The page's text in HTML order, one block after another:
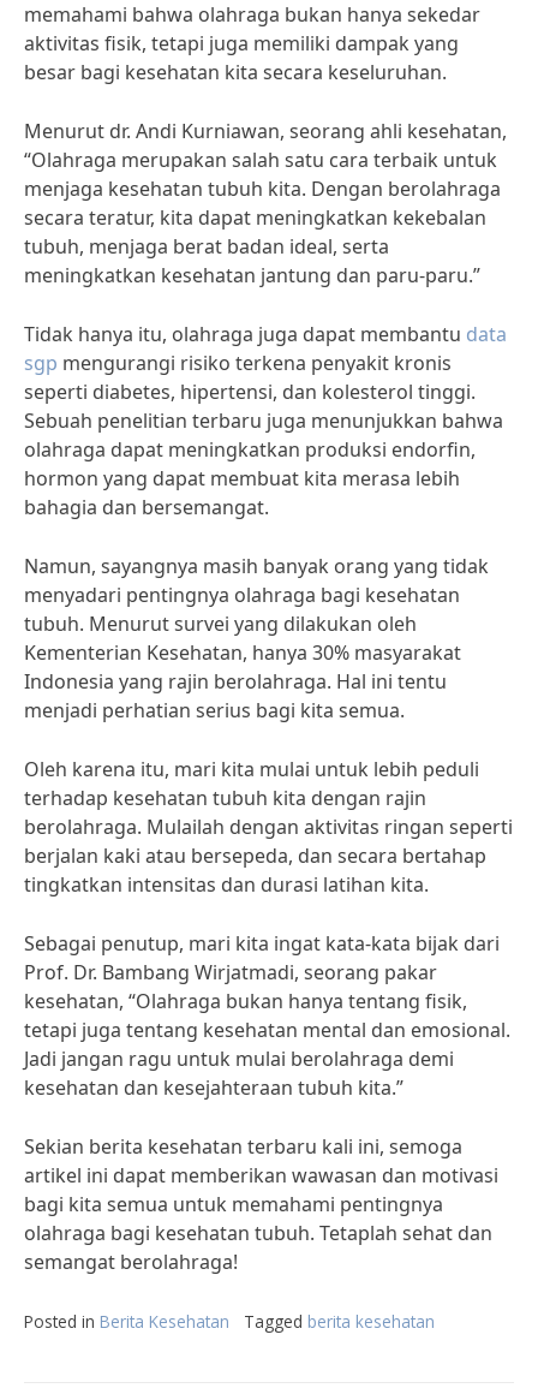
memahami bahwa olahraga bukan hanya sekedar
aktivitas fisik, tetapi juga memiliki dampak yang
besar bagi kesehatan kita secara keseluruhan.
Menurut dr. Andi Kurniawan, seorang ahli kesehatan,
“Olahraga merupakan salah satu cara terbaik untuk
menjaga kesehatan tubuh kita. Dengan berolahraga
secara teratur, kita dapat meningkatkan kekebalan
tubuh, menjaga berat badan ideal, serta
meningkatkan kesehatan jantung dan paru-paru.”
Tidak hanya itu, olahraga juga dapat membantu data
sgp mengurangi risiko terkena penyakit kronis
seperti diabetes, hipertensi, dan kolesterol tinggi.
Sebuah penelitian terbaru juga menunjukkan bahwa
olahraga dapat meningkatkan produksi endorfin,
hormon yang dapat membuat kita merasa lebih
bahagia dan bersemangat.
Namun, sayangnya masih banyak orang yang tidak
menyadari pentingnya olahraga bagi kesehatan
tubuh. Menurut survei yang dilakukan oleh
Kementerian Kesehatan, hanya 30% masyarakat
Indonesia yang rajin berolahraga. Hal ini tentu
menjadi perhatian serius bagi kita semua.
Oleh karena itu, mari kita mulai untuk lebih peduli
terhadap kesehatan tubuh kita dengan rajin
berolahraga. Mulailah dengan aktivitas ringan seperti
berjalan kaki atau bersepeda, dan secara bertahap
tingkatkan intensitas dan durasi latihan kita.
Sebagai penutup, mari kita ingat kata-kata bijak dari
Prof. Dr. Bambang Wirjatmadi, seorang pakar
kesehatan, “Olahraga bukan hanya tentang fisik,
tetapi juga tentang kesehatan mental dan emosional.
Jadi jangan ragu untuk mulai berolahraga demi
kesehatan dan kesejahteraan tubuh kita.”
Sekian berita kesehatan terbaru kali ini, semoga
artikel ini dapat memberikan wawasan dan motivasi
bagi kita semua untuk memahami pentingnya
olahraga bagi kesehatan tubuh. Tetaplah sehat dan
semangat berolahraga!
Posted in Berita Kesehatan Tagged berita kesehatan